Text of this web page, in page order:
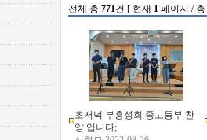
전체 총 771건 [ 현재 1 페이지 / 총
초저녁 부흥성회 중고등부 찬
양 입니다;